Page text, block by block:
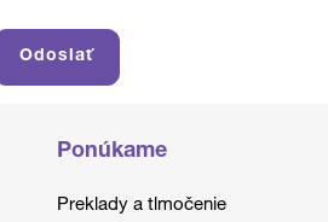
Ponúkame
Preklady a tlmočenie